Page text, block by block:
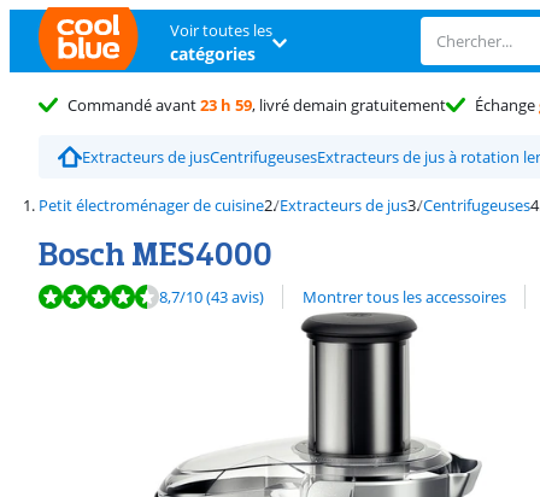
Voir toutes les
catégories
Commandé avant23 h 59, livré demain gratuitement Échange
Extracteurs de jusCentrifugeusesExtracteurs de jus à rotation
Petit électroménager de cuisine Extracteurs de jus Centrifugeuses
Bosch MES4000
La note est de 8,7 sur 10, basée sur 43 avis.
8,7/10(43 avis) Montrer tous les accessoires
Découvrez l'ensemble des